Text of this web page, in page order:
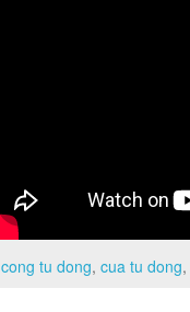
cong tu dong, cua tu dong,